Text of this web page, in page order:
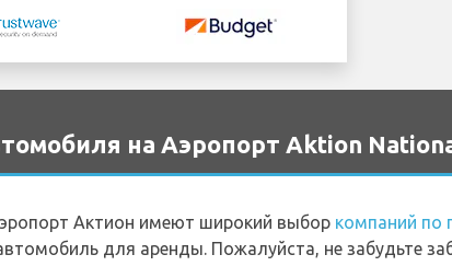
на Аэропорт Aktion
Актион имеют широкий выбор компаний по
для аренды. Пожалуйста, не забудьте